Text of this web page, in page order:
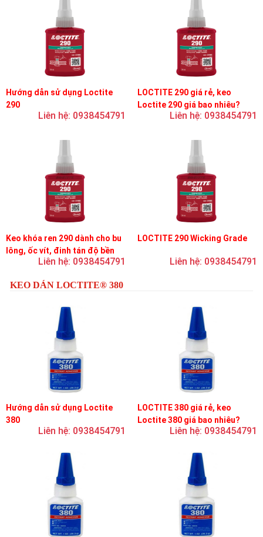
Hướng dẫn sử dụng Loctite
290
Liên hệ: 0938454791
LOCTITE 290 giá rẻ, keo
Loctite 290 giá bao nhiêu?
Liên hệ: 0938454791
Keo khóa ren 290 dành cho bu
lông, ốc vít, đinh tán độ bền
trung bình, độ nhớt thấp
Liên hệ: 0938454791
LOCTITE 290 Wicking Grade
Liên hệ: 0938454791
KEO DÁN LOCTITE® 380
Hướng dẫn sử dụng Loctite
380
Liên hệ: 0938454791
LOCTITE 380 giá rẻ, keo
Loctite 380 giá bao nhiêu?
Liên hệ: 0938454791